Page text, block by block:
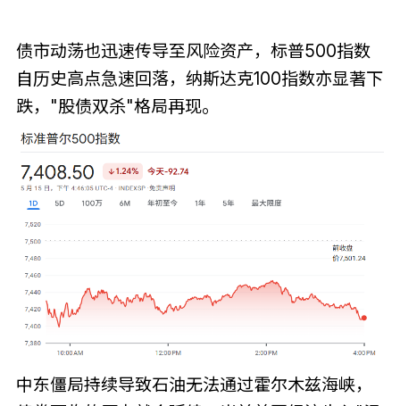
债市动荡也迅速传导至风险资产，标普500指数
自历史高点急速回落，纳斯达克100指数亦显著下
跌，"股债双杀"格局再现。
中东僵局持续导致石油无法通过霍尔木兹海峡，